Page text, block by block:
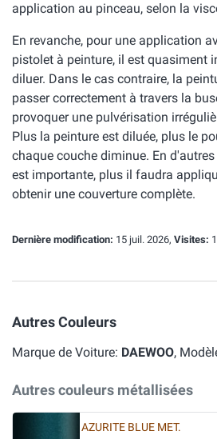
application au pinceau, selon la
En revanche, pour une application
pistolet à peinture, il est quasiment
diluer. Dans le cas contraire, la
passer correctement à travers la
provoquer une pulvérisation
Plus la peinture est diluée, plus le
chaque couche diminue. En
est importante, plus il faudra
obtenir une couverture complète.
Dernière modification: 15 juil. 2026, Visites:
Autres Couleurs
Marque de Voiture: DAEWOO,
Autres couleurs métallisées
AZURITE BLUE MET.